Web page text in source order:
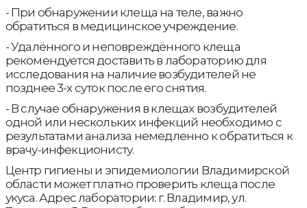
- При обнаружении клеща на теле, важно
обратиться в медицинское учреждение.
- Удалённого и неповреждённого клеща
рекомендуется доставить в лабораторию для
исследования на наличие возбудителей не
позднее 3-х суток после его снятия.
- В случае обнаружения в клещах возбудителей
одной или нескольких инфекций необходимо с
результатами анализа немедленно к обратиться к
врачу-инфекционисту.
Центр гигиены и эпидемиологии Владимирской
области может платно проверить клеща после
укуса. Адрес лаборатории: г. Владимир, ул.